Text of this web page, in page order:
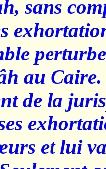
sans
au Caire.
de la
et lui